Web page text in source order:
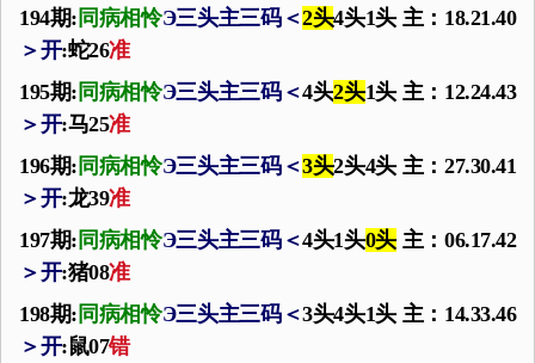
194期: 同病相怜Э三头主三码＜2头4头1头 主：18.21.40
＞开:蛇26准
195期: 同病相怜Э三头主三码＜4头2头1头 主：12.24.43
＞开:马25准
196期: 同病相怜Э三头主三码＜3头2头4头 主：27.30.41
＞开:龙39准
197期: 同病相怜Э三头主三码＜4头1头0头 主：06.17.42
＞开:猪08准
198期: 同病相怜Э三头主三码＜3头4头1头 主：14.33.46
＞开:鼠07错